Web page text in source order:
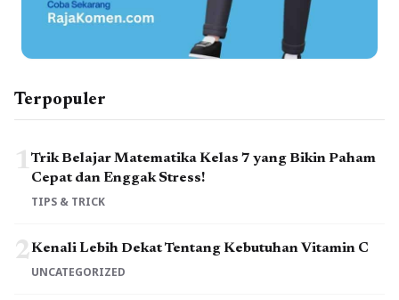
Terpopuler
1Trik Belajar Matematika Kelas 7 yang Bikin Paham
Cepat dan Enggak Stress!
TIPS & TRICK
2Kenali Lebih Dekat Tentang Kebutuhan Vitamin C
UNCATEGORIZED